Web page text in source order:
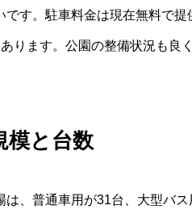
です。駐車料金は現在無料で
ります。公園の整備状況も良
模と台数
は、普通車用が31台、大型バ